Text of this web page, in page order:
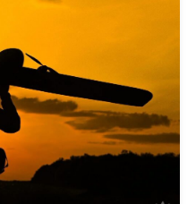
julkaisemassaan
kertaa viidelle alueelle.
Nikopolin